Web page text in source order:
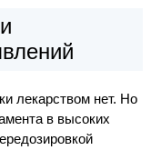
лекарством нет. Но
в высоких